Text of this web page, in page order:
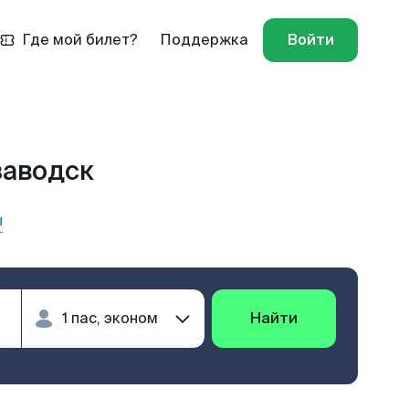
Где мой билет? Поддержка Войти
Найти